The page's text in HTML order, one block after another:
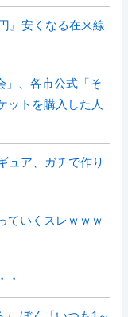
』安くなる在来線
」、各市公式「そ
ットを購入した人
ュア、ガチで作り
ていくスレｗｗｗ
・